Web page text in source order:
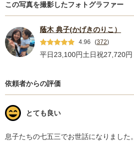
この写真を撮影したフォトグラファー
蔭木 典子(かげきのりこ）
4.96 (372)
平日23,100円土日祝27,720円
依頼者からの評価
とても良い
息子たちの七五三でお世話になりました。